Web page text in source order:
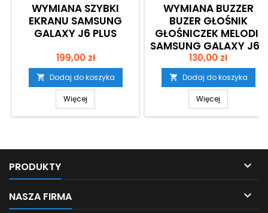
WYMIANA SZYBKI
EKRANU SAMSUNG
GALAXY J6 PLUS
Cena
199,00 zł
 Dodaj do koszyka
Więcej
WYMIANA BUZZER
BUZER GŁOŚNIK
GŁOŚNICZEK MELODII
SAMSUNG GALAXY J6+
SM-J610 KRAKÓW
Cena
130,00 zł
 Dodaj do koszyka
Więcej
PRODUKTY 
NASZA FIRMA 